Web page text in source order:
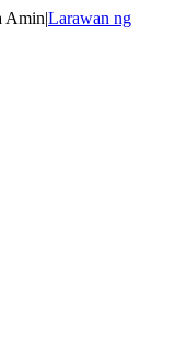
Amin|Larawan ng